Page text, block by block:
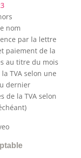
nom
par la lettre
paiement de la
au titre du mois
TVA selon une
dernier
de la TVA selon